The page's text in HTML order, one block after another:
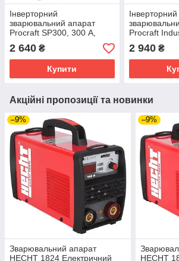
Інверторний
зварювальний апарат
Procraft SP300, 300 А,
MMA, IP21
2 640 ₴
Купити
Інверторний
Procraft
(2026),
MMA/TIG
4.5 кВт
2 940₴
Акційні пропозиції та новинки
–9%
Зварювальний апарат
HECHT 1824 Електричний
–9%
HECHT